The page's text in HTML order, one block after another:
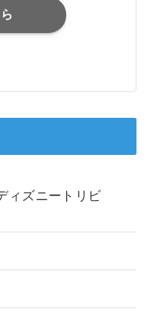
ィズニートリビ